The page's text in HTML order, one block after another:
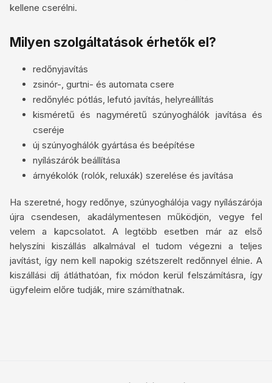
kellene cserélni.
Milyen szolgáltatások érhetők el?
redőnyjavítás
zsinór-, gurtni- és automata csere
redőnyléc pótlás, lefutó javítás, helyreállítás
kisméretű és nagyméretű szúnyoghálók javítása és
cseréje
új szúnyoghálók gyártása és beépítése
nyílászárók beállítása
árnyékolók (rolók, reluxák) szerelése és javítása
Ha szeretné, hogy redőnye, szúnyoghálója vagy nyílászárója
újra csendesen, akadálymentesen működjön, vegye fel
velem a kapcsolatot. A legtöbb esetben már az első
helyszíni kiszállás alkalmával el tudom végezni a teljes
javítást, így nem kell napokig szétszerelt redőnnyel élnie. A
kiszállási díj átláthatóan, fix módon kerül felszámításra, így
ügyfeleim előre tudják, mire számíthatnak.